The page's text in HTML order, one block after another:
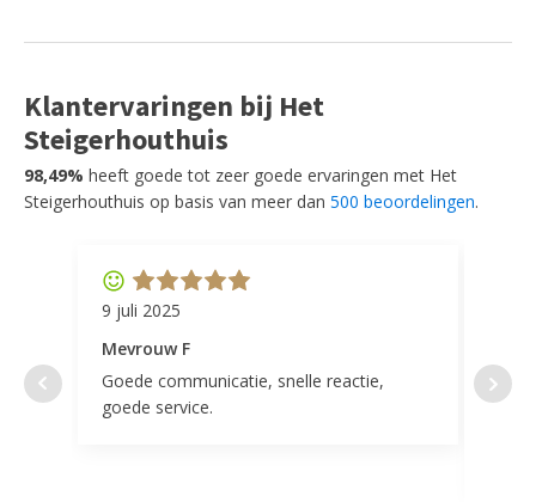
Klantervaringen bij Het
Steigerhouthuis
98,49% heeft goede tot zeer goede ervaringen met Het
Steigerhouthuis op basis van meer dan 500 beoordelingen.
9 juli 2025
Mevrouw F
Goede communicatie, snelle reactie,
goede service.
door